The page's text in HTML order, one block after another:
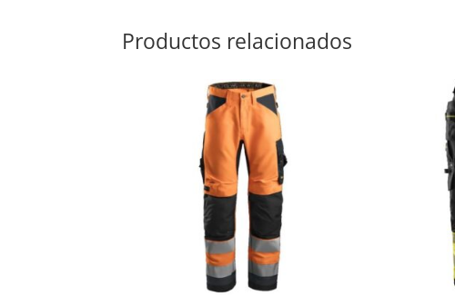
Productos relacionados